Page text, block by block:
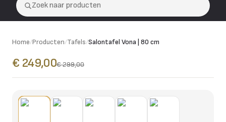
Zoek naar producten
Home/Producten/Tafels/Salontafel Vona | 80 cm
€ 249,00€ 299,00